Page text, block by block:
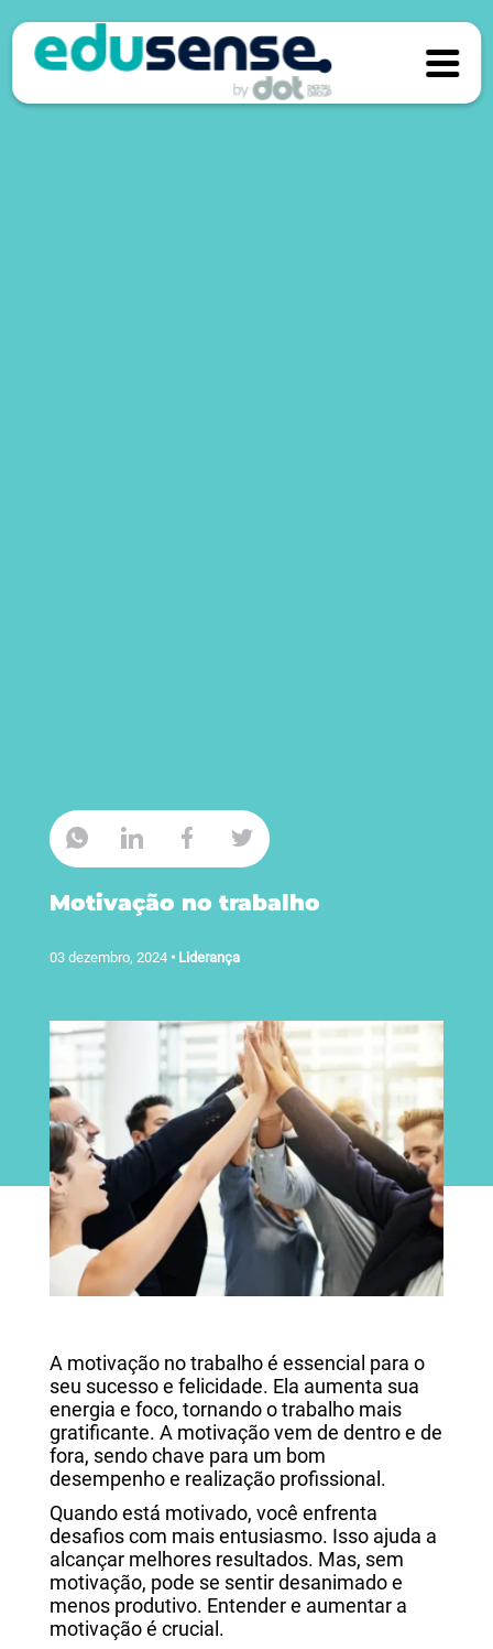
Motivação no trabalho
03 dezembro, 2024 • Liderança
A motivação no trabalho é essencial para o
seu sucesso e felicidade. Ela aumenta sua
energia e foco, tornando o trabalho mais
gratificante. A motivação vem de dentro e de
fora, sendo chave para um bom
desempenho e realização profissional.
Quando está motivado, você enfrenta
desafios com mais entusiasmo. Isso ajuda a
alcançar melhores resultados. Mas, sem
motivação, pode se sentir desanimado e
menos produtivo. Entender e aumentar a
motivação é crucial.